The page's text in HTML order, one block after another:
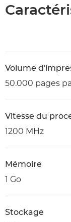
Volume
50.000 pages
Vitesse du
1200 MHz
Mémoire
1 Go
Stockage